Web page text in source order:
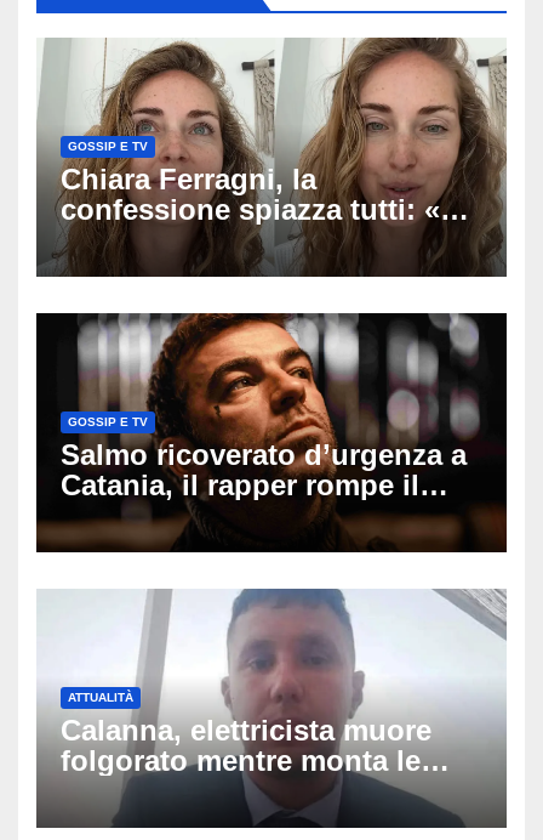
GOSSIP E TV
Chiara Ferragni, la
confessione spiazza tutti: «Un
mio ex voleva che mi rifacessi
il seno». Poi svela i ritocchi di
GOSSIP E TV
Salmo ricoverato d’urgenza a
Catania, il rapper rompe il
silenzio dopo la notte in
ospedale: come sta e cosa
ATTUALITÀ
Calanna, elettricista muore
folgorato mentre monta le
luminarie della festa: chi era
Fabio Calabrò e cosa è